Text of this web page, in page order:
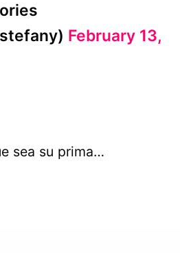
February 13,
sea su prima…